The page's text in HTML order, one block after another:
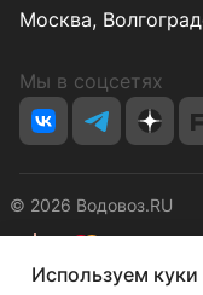
Москва,
Мы в соцсетях
© 2026 Водовоз.RU
Конфиденциальность
Используем